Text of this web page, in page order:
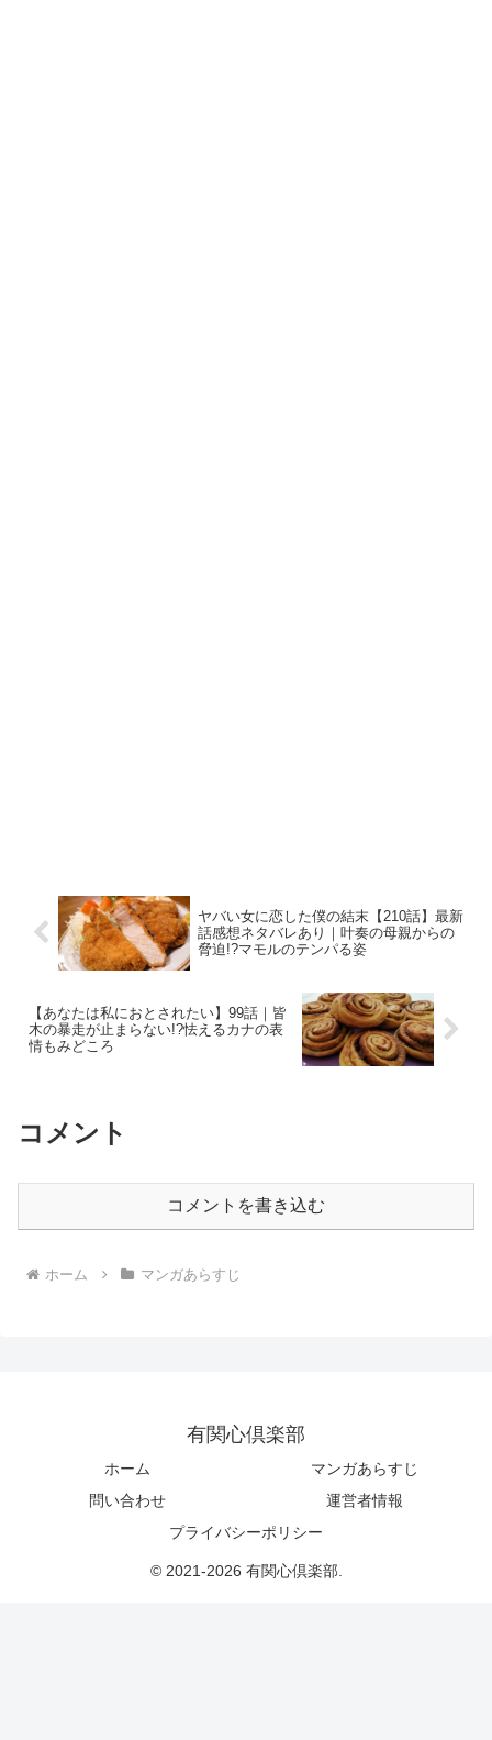
ヤバい女に恋した僕の結末【210話】最新
話感想ネタバレあり｜叶奏の母親からの
脅迫!?マモルのテンパる姿
【あなたは私におとされたい】99話｜皆
木の暴走が止まらない!?怯えるカナの表
情もみどころ
コメント
コメントを書き込む
ホーム マンガあらすじ
有関心倶楽部
ホーム
マンガあらすじ
問い合わせ
運営者情報
プライバシーポリシー
© 2021-2026 有関心倶楽部.